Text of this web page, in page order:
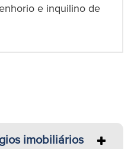
e inquilino de
imobiliários